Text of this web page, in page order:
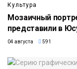
Культура
Мозаичный
представили в
04 августа 591